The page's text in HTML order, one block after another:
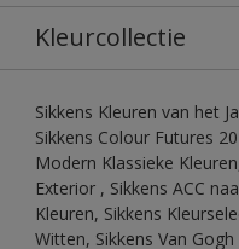
Kleurcollectie
Sikkens Kleuren van het
Sikkens Colour Futures
Modern Klassieke
Exterior , Sikkens ACC
Kleuren, Sikkens
Witten, Sikkens Van